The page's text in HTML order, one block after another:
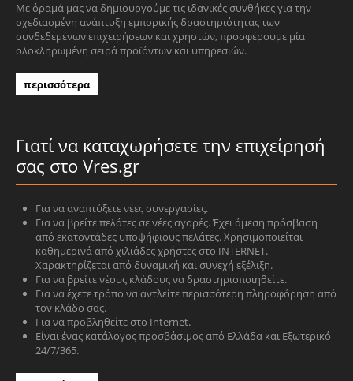
Με όραμά μας να δημιουργούμε τις ιδανικές συνθήκες για την
σχεδιασμένη ανάπτυξη εμπορικής δραστηριότητας των
συνδεδεμένων επιχειρήσεων και χρηστών, προσφέρουμε μία
ολοκληρωμένη σειρά προϊόντων και υπηρεσιών.
περισσότερα
Γιατί να καταχωρήσετε την επιχείρησή
σας στο Vres.gr
Για να αναπτύξετε νέες συνεργασίες.
Για να βρείτε πελάτες σε νέες αγορές. Έχει άμεση πρόσβαση
από εκατοντάδες υποψήφιους πελάτες. Χρησιμοποιείται
καθημερινά από χιλιάδες χρήστες στο INTERNET.
Χαρακτηρίζεται από δυναμική και συνεχή εξέλιξη.
Για να βρείτε νέους κλάδους να δραστηριοποιηθείτε.
Για να έχετε τρόπο να αντλείτε περισσότερη πληροφόρηση από
τον κλάδο σας.
Για να προβληθείτε στο Internet.
Είναι ένας κατάλογος προσβάσιμος από Ελλάδα και Εξωτερικό
24/7/365.